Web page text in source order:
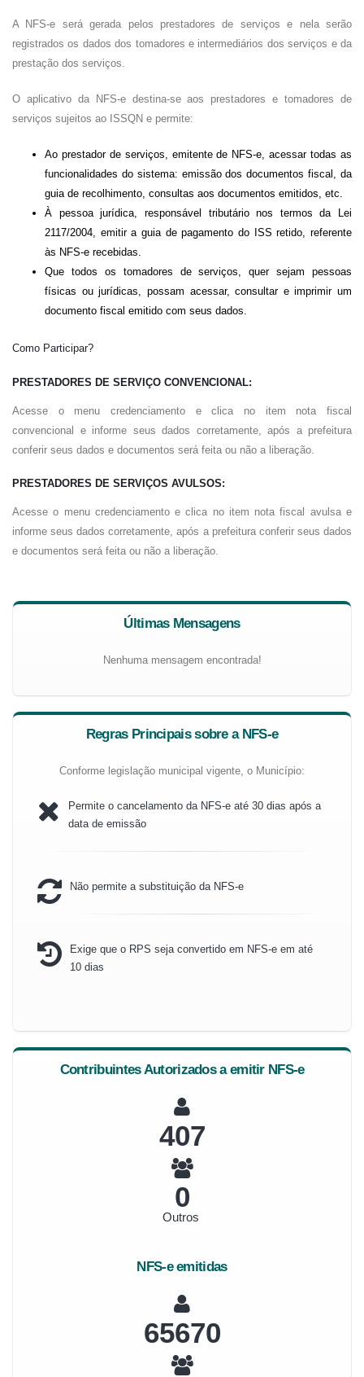
A NFS-e será gerada pelos prestadores de serviços e nela serão
registrados os dados dos tomadores e intermediários dos serviços e da
prestação dos serviços.
O aplicativo da NFS-e destina-se aos prestadores e tomadores de
serviços sujeitos ao ISSQN e permite:
Ao prestador de serviços, emitente de NFS-e, acessar todas as
funcionalidades do sistema: emissão dos documentos fiscal, da
guia de recolhimento, consultas aos documentos emitidos, etc.
À pessoa jurídica, responsável tributário nos termos da Lei
2117/2004, emitir a guia de pagamento do ISS retido, referente
às NFS-e recebidas.
Que todos os tomadores de serviços, quer sejam pessoas
físicas ou jurídicas, possam acessar, consultar e imprimir um
documento fiscal emitido com seus dados.
Como Participar?
PRESTADORES DE SERVIÇO CONVENCIONAL:
Acesse o menu credenciamento e clica no item nota fiscal
convencional e informe seus dados corretamente, após a prefeitura
conferir seus dados e documentos será feita ou não a liberação.
PRESTADORES DE SERVIÇOS AVULSOS:
Acesse o menu credenciamento e clica no item nota fiscal avulsa e
informe seus dados corretamente, após a prefeitura conferir seus dados
e documentos será feita ou não a liberação.
Últimas Mensagens
Nenhuma mensagem encontrada!
Regras Principais sobre a NFS-e
Conforme legislação municipal vigente, o Município:
Permite o cancelamento da NFS-e até 30 dias após a
data de emissão
Não permite a substituição da NFS-e
Exige que o RPS seja convertido em NFS-e em até
10 dias
Contribuintes Autorizados a emitir NFS-e
470
0
Outros
NFS-e emitidas
75773